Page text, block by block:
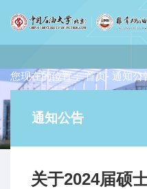
您现在的位置：首页- 通知公
通知公告
关于2024届硕